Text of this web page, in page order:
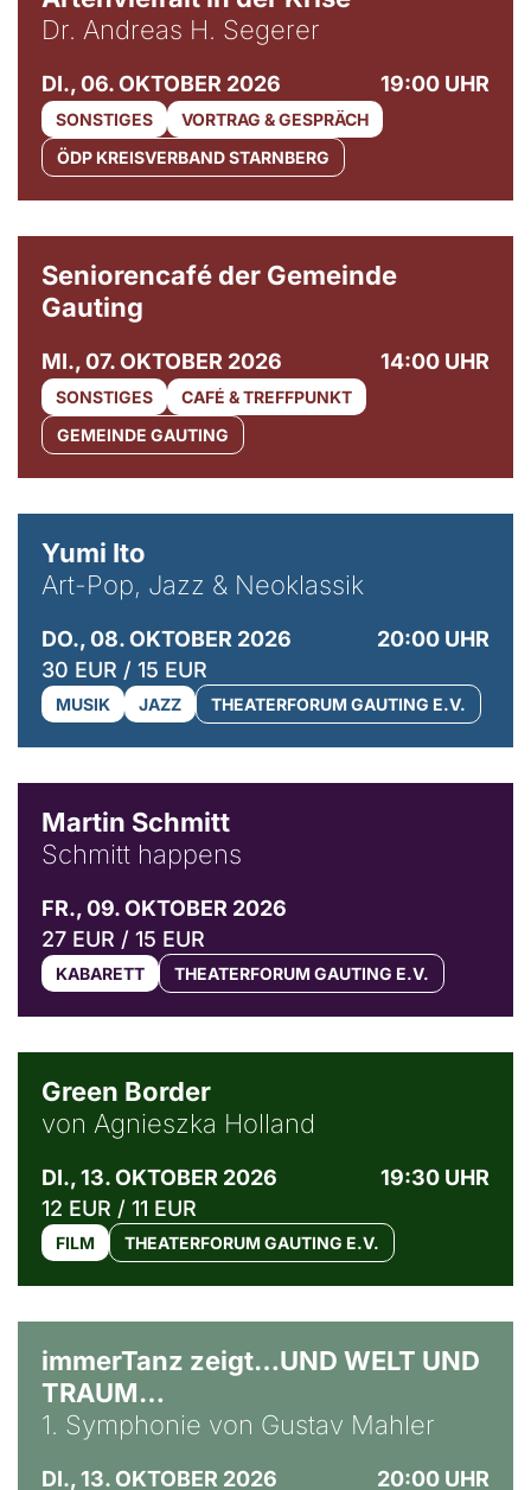
Dr. Andreas H. Segerer
DI., 06. OKTOBER 2026 19:00 UHR
SONSTIGES
VORTRAG & GESPRÄCH
ÖDP KREISVERBAND STARNBERG
Seniorencafé der Gemeinde
Gauting
MI., 07. OKTOBER 2026 14:00 UHR
SONSTIGES
CAFÉ & TREFFPUNKT
GEMEINDE GAUTING
Yumi Ito
Art-Pop, Jazz & Neoklassik
DO., 08. OKTOBER 2026
20:00 UHR
30 EUR / 15 EUR
MUSIK JAZZ THEATERFORUM GAUTING E.V.
Martin Schmitt
Schmitt happens
FR., 09. OKTOBER 2026
27 EUR / 15 EUR
KABARETT THEATERFORUM GAUTING E.V.
Green Border
von Agnieszka Holland
DI., 13. OKTOBER 2026
19:30 UHR
12 EUR / 11 EUR
FILM THEATERFORUM GAUTING E.V.
immerTanz zeigt…UND WELT UND
TRAUM…
1. Symphonie von Gustav Mahler
DI., 13. OKTOBER 2026
20:00 UHR